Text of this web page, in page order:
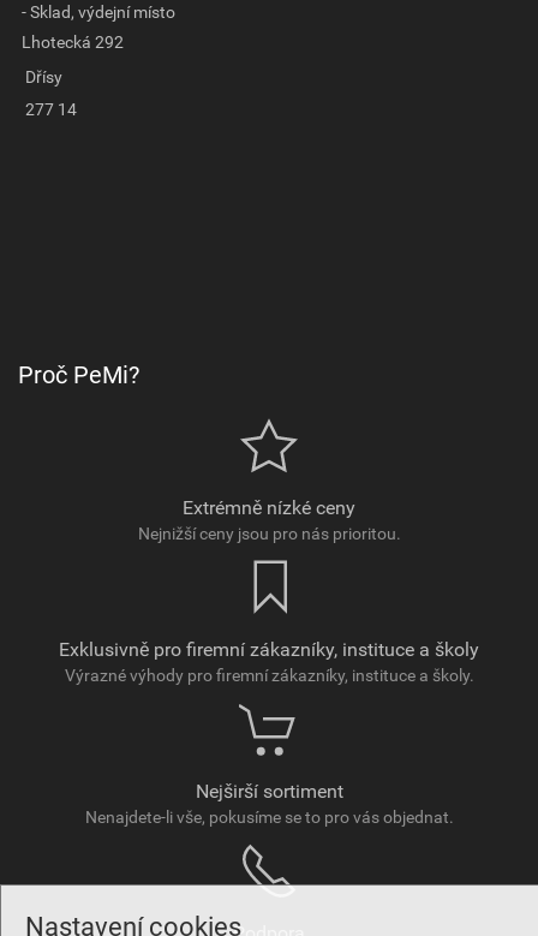
Nastavení cookies
- Sklad, výdejní místo
Lhotecká 292
Dřísy
277 14
Proč PeMi?
Extrémně nízké ceny
Nejnižší ceny jsou pro nás prioritou.
Exklusivně pro firemní zákazníky, instituce a školy
Výrazné výhody pro firemní zákazníky, instituce a školy.
Nejširší sortiment
Nenajdete-li vše, pokusíme se to pro vás objednat.